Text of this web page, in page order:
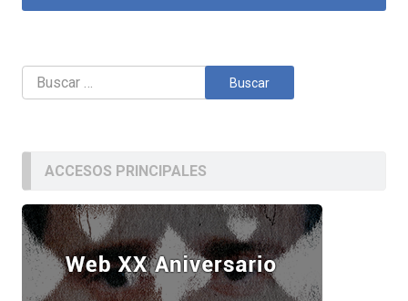
Buscar:
ACCESOS PRINCIPALES